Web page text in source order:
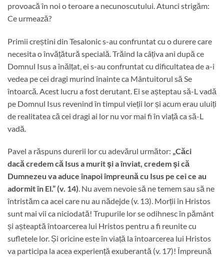
provoacă în noi o teroare a necunoscutului. Atunci strigăm:
Ce urmează?
Primii creștini din Tesalonic s-au confruntat cu o durere care
necesita o învățătură specială. Trăind la câțiva ani după ce
Domnul Isus a înălțat, ei s-au confruntat cu dificultatea de a-i
vedea pe cei dragi murind înainte ca Mântuitorul să Se
întoarcă. Acest lucru a fost derutant. Ei se așteptau să-L vadă
pe Domnul Isus revenind în timpul vieții lor și acum erau uluiți
de realitatea că cei dragi ai lor nu vor mai fi în viață ca să-L
vadă.
Pavel a răspuns durerii lor cu adevărul următor: „Căci
dacă credem că Isus a murit şi a înviat, credem şi că
Dumnezeu va aduce înapoi împreună cu Isus pe cei ce au
adormit în El.” (v. 14). Nu avem nevoie să ne temem sau să ne
întristăm ca acei care nu au nădejde (v. 13). Morții în Hristos
sunt mai vii ca niciodată! Trupurile lor se odihnesc în pământ
și așteaptă întoarcerea lui Hristos pentru a fi reunite cu
sufletele lor. Și oricine este în viață la întoarcerea lui Hristos
va participa la acea experiență exuberantă (v. 17)! Împreună